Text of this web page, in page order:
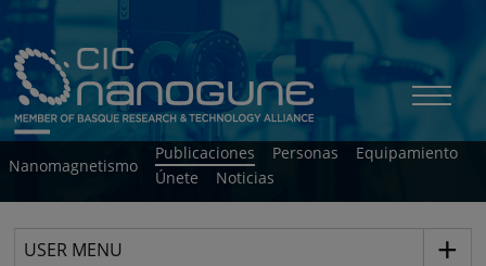
Nanomagnetismo
Publicaciones Personas
Equipamiento
Únete
Noticias
USER MENU